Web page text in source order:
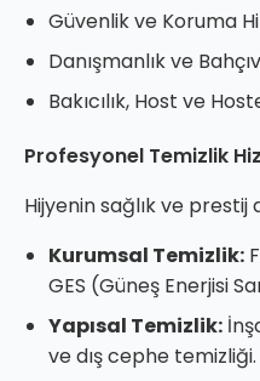
Güvenlik ve Koruma
Danışmanlık ve
Bakıcılık, Host ve
Profesyonel Temizlik
Hijyenin sağlık ve
Kurumsal Temizlik:
GES (Güneş Enerjisi
Yapısal Temizlik:
ve dış cephe temizliği.